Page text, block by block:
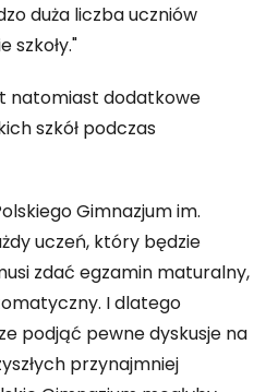
duża liczba uczniów
szkoły."
natomiast dodatkowe
szkół podczas
Gimnazjum im.
uczeń, który będzie
zdać egzamin maturalny,
I dlatego
podjąć pewne dyskusje na
przynajmniej